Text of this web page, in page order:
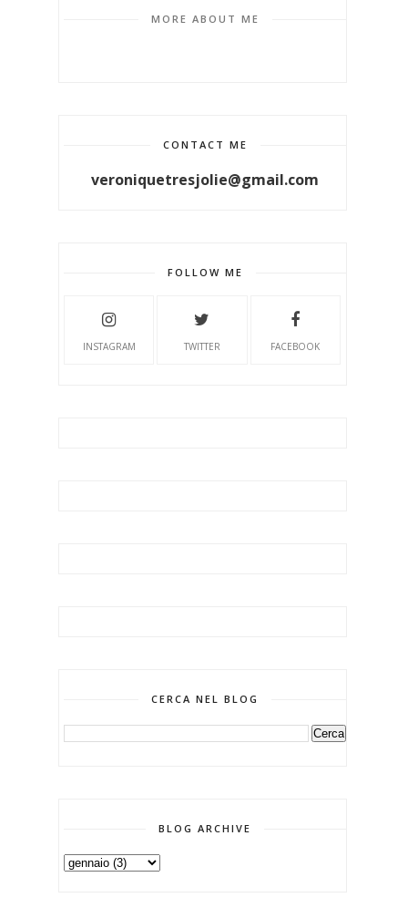
MORE ABOUT ME
CONTACT ME
veroniquetresjolie@gmail.com
FOLLOW ME
INSTAGRAM TWITTER FACEBOOK
CERCA NEL BLOG
BLOG ARCHIVE